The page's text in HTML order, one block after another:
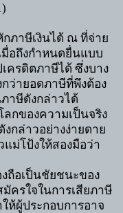
ภาษีเงินได้ ณ ที่จ่าย
มื่อถึงกำหนดยื่นแบบ
ครดิตภาษีได้ ซึ่งบาง
ว่ายอดภาษีที่พึงต้อง
าษีดังกล่าวได้
ลกของความเป็นจริง
กล่าวอย่างง่ายดาย
แม่โป้งให้สองมือว่า
ถือเป็นชัยชนะของ
ครใจในการเสียภาษี
ห้ผู้ประกอบการอาจ